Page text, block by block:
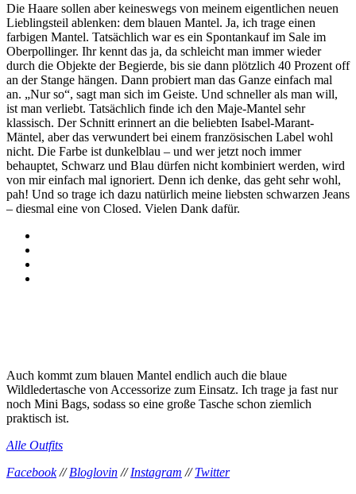
Die Haare sollen aber keineswegs von meinem eigentlichen neuen
Lieblingsteil ablenken: dem blauen Mantel. Ja, ich trage einen
farbigen Mantel. Tatsächlich war es ein Spontankauf im Sale im
Oberpollinger. Ihr kennt das ja, da schleicht man immer wieder
durch die Objekte der Begierde, bis sie dann plötzlich 40 Prozent off
an der Stange hängen. Dann probiert man das Ganze einfach mal
an. „Nur so“, sagt man sich im Geiste. Und schneller als man will,
ist man verliebt. Tatsächlich finde ich den Maje-Mantel sehr
klassisch. Der Schnitt erinnert an die beliebten Isabel-Marant-
Mäntel, aber das verwundert bei einem französischen Label wohl
nicht. Die Farbe ist dunkelblau – und wer jetzt noch immer
behauptet, Schwarz und Blau dürfen nicht kombiniert werden, wird
von mir einfach mal ignoriert. Denn ich denke, das geht sehr wohl,
pah! Und so trage ich dazu natürlich meine liebsten schwarzen Jeans
– diesmal eine von Closed. Vielen Dank dafür.
Auch kommt zum blauen Mantel endlich auch die blaue
Wildledertasche von Accessorize zum Einsatz. Ich trage ja fast nur
noch Mini Bags, sodass so eine große Tasche schon ziemlich
praktisch ist.
Alle Outfits
Facebook//Bloglovin //Instagram //Twitter